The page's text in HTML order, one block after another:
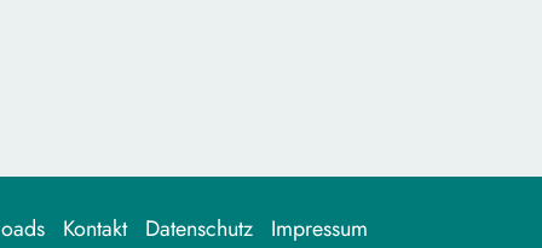
Kontakt Datenschutz Impressum